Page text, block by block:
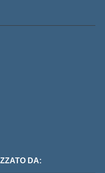
DA: